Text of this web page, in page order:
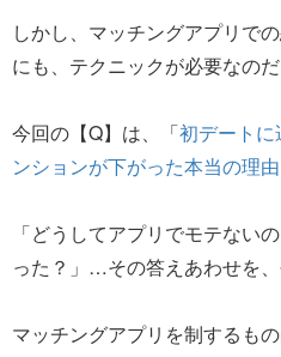
しかし、マッチングアプリで
にも、テクニックが必要なのだ
今回の【Q】は、「初デート
ンションが下がった本当の理
「どうしてアプリでモテない
った？」…その答えあわせを、
マッチングアプリを制するも